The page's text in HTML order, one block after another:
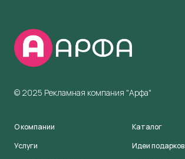
© 2025 Рекламная компания "Арфа"
О компании
Услуги
Каталог
Идеи подарков